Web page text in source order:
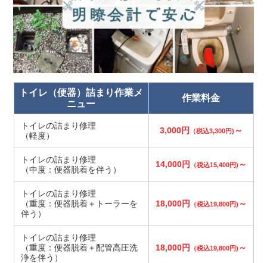
トイレ（便器）詰まり作業メ
ニュー
作業料金
トイレの詰まり修理
（軽度）
3,000円 （税込3,300円) ～
トイレの詰まり修理
（中度：便器脱着を伴う）
14,000円 （税込15,400円) ～
トイレの詰まり修理
（重度：便器脱着＋トーラーを
伴う）
18,000円 （税込19,800円) ～
トイレの詰まり修理
（重度：便器脱着＋配管高圧洗
浄を伴う）
18,000円 （税込19,800円) ～